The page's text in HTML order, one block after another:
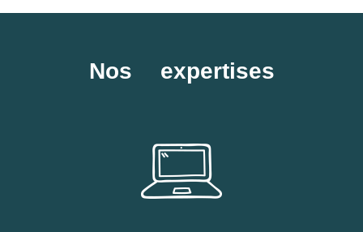
Nos expertises